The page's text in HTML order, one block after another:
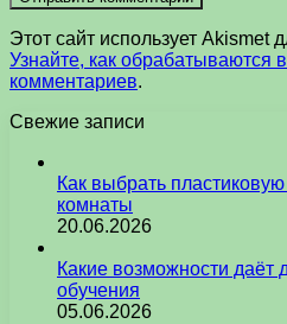
Этот сайт использует Akismet
Узнайте, как обрабатываются
комментариев.
Свежие записи
Как выбрать
комнаты
20.06.2026
Какие возможности даёт
обучения
05.06.2026